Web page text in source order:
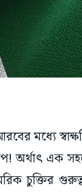
মধ্যে
অর্থাৎ এক
চুক্তির গুরুত্ব